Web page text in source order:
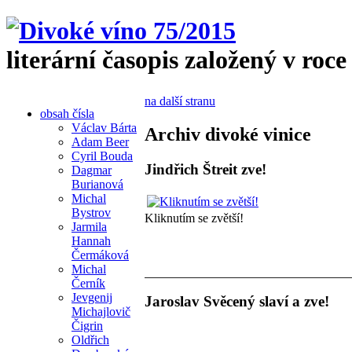
literární časopis založený v roce
obsah čísla
Václav Bárta
Adam Beer
Cyril Bouda
Dagmar
Burianová
Michal
Bystrov
Jarmila
Hannah
Čermáková
Michal
Černík
Jevgenij
Michajlovič
Čigrin
Oldřich
na další stranu
Archiv divoké vinice
Jindřich Štreit zve!
Kliknutím se zvětší!
Jaroslav Svěcený slaví a zve!